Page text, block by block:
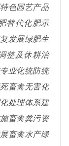
色园艺产品
替代化肥示
发展绿肥生
整及休耕治
业化统防统
畜禽无害化
处理体系建
畜禽粪污资
畜禽水产绿